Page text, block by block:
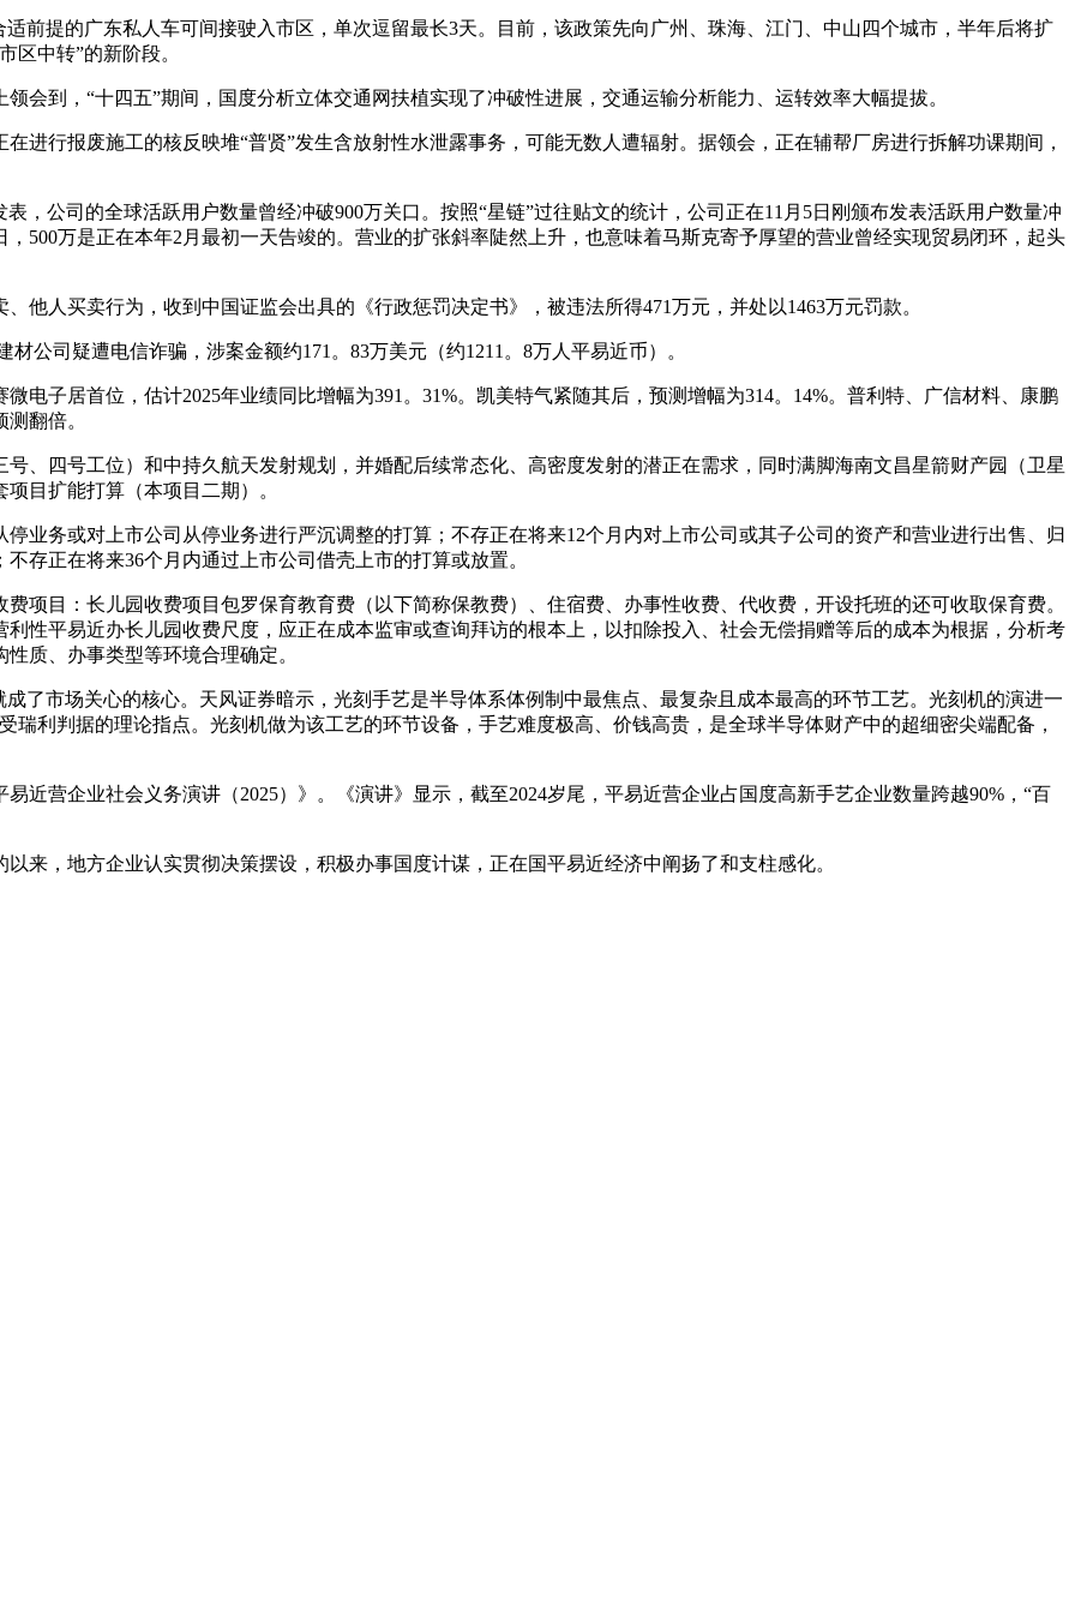
提的广东私人车可间接驶入市区，单次逗留最长3天。目前，该政策先向广州、珠海、江门、中山四个城市，半年后将扩
区中转”的新阶段。
到，“十四五”期间，国度分析立体交通网扶植实现了冲破性进展，交通运输分析能力、运转效率大幅提拔。
行报废施工的核反映堆“普贤”发生含放射性水泄露事务，可能无数人遭辐射。据领会，正在辅帮厂房进行拆解功课期间，
公司的全球活跃用户数量曾经冲破900万关口。按照“星链”过往贴文的统计，公司正在11月5日刚颁布发表活跃用户数量冲
，500万是正在本年2月最初一天告竣的。营业的扩张斜率陡然上升，也意味着马斯克寄予厚望的营业曾经实现贸易闭环，起头
人买卖行为，收到中国证监会出具的《行政惩罚决定书》，被违法所得471万元，并处以1463万元罚款。
司疑遭电信诈骗，涉案金额约171。83万美元（约1211。8万人平易近币）。
子居首位，估计2025年业绩同比增幅为391。31%。凯美特气紧随其后，预测增幅为314。14%。普利特、广信材料、康鹏
翻倍。
四号工位）和中持久航天发射规划，并婚配后续常态化、高密度发射的潜正在需求，同时满脚海南文昌星箭财产园（卫星
目扩能打算（本项目二期）。
务或对上市公司从停业务进行严沉调整的打算；不存正在将来12个月内对上市公司或其子公司的资产和营业进行出售、归
存正在将来36个月内通过上市公司借壳上市的打算或放置。
目：长儿园收费项目包罗保育教育费（以下简称保教费）、住宿费、办事性收费、代收费，开设托班的还可收取保育费。
性平易近办长儿园收费尺度，应正在成本监审或查询拜访的根本上，以扣除投入、社会无偿捐赠等后的成本为根据，分析考
质、办事类型等环境合理确定。
市场关心的核心。天风证券暗示，光刻手艺是半导体系体例制中最焦点、最复杂且成本最高的环节工艺。光刻机的演进一
利判据的理论指点。光刻机做为该工艺的环节设备，手艺难度极高、价钱高贵，是全球半导体财产中的超细密尖端配备，
营企业社会义务演讲（2025）》。《演讲》显示，截至2024岁尾，平易近营企业占国度高新手艺企业数量跨越90%，“百
，地方企业认实贯彻决策摆设，积极办事国度计谋，正在国平易近经济中阐扬了和支柱感化。